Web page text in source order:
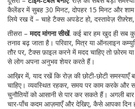
कैलेंडर में सुबह 30 मिनट, दोपहर 15 मिनट और
लिये रख दें – चाहे टैक्स अपडेट हो, दस्तावेज़ रीफ़्रेश,
तीसरा –मदद मांगना सीखें. कई बार हम खुद ही सब
तनाव बढ़ जाता है। परिवार, मित्र या ऑनलाइन
तौर पर, टैक्स फ़ाइल करने में मदद चाहिए तो फ़ोरम
से लोग अपना अनुभव शेयर करते हैं।
आख़िर में, याद रखें कि रोज़ की छोटी‑छोटी समस्याएँ
चाहिए। व्यवस्थित रहकर, समय पर काम करके और
चुनौतियों को आसानी से पार कर सकते हैं। अगली
चार‑पाँच कदम आज़माएँ और देखिए, कैसे आपका दिन